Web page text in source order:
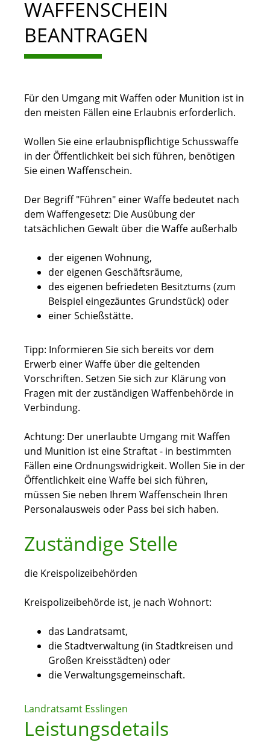
WAFFENSCHEIN
BEANTRAGEN
Für den Umgang mit Waffen oder Munition ist in
den meisten Fällen eine Erlaubnis erforderlich.
Wollen Sie eine erlaubnispflichtige Schusswaffe
in der Öffentlichkeit bei sich führen, benötigen
Sie einen Waffenschein.
Der Begriff "Führen" einer Waffe bedeutet nach
dem Waffengesetz: Die Ausübung der
tatsächlichen Gewalt über die Waffe außerhalb
der eigenen Wohnung,
der eigenen Geschäftsräume,
des eigenen befriedeten Besitztums (zum
Beispiel eingezäuntes Grundstück) oder
einer Schießstätte.
Tipp: Informieren Sie sich bereits vor dem
Erwerb einer Waffe über die geltenden
Vorschriften. Setzen Sie sich zur Klärung von
Fragen mit der zuständigen Waffenbehörde in
Verbindung.
Achtung: Der unerlaubte Umgang mit Waffen
und Munition ist eine Straftat - in bestimmten
Fällen eine Ordnungswidrigkeit. Wollen Sie in der
Öffentlichkeit eine Waffe bei sich führen,
müssen Sie neben Ihrem Waffenschein Ihren
Personalausweis oder Pass bei sich haben.
Zuständige Stelle
die Kreispolizeibehörden
Kreispolizeibehörde ist, je nach Wohnort:
das Landratsamt,
die Stadtverwaltung (in Stadtkreisen und
Großen Kreisstädten) oder
die Verwaltungsgemeinschaft.
Landratsamt Esslingen
Leistungsdetails